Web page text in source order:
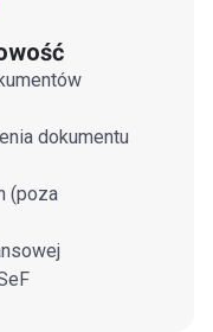
dokumentu
(poza